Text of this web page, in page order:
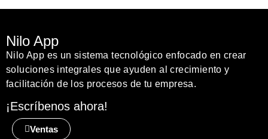
Nilo App
Nilo App es un sistema tecnológico enfocado en crear
soluciones integrales que ayuden al crecimiento y
facilitación de los procesos de tu empresa.
¡Escríbenos ahora!
Ventas